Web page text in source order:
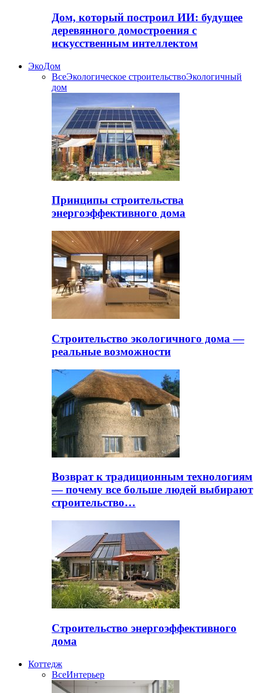
Дом, который построил ИИ: будущее
деревянного домостроения с
искусственным интеллектом
ЭкоДом
ВсеЭкологическое строительствоЭкологичный
дом
Принципы строительства
энергоэффективного дома
Строительство экологичного дома —
реальные возможности
Возврат к традиционным технологиям
— почему все больше людей выбирают
строительство…
Строительство энергоэффективного
дома
Коттедж
ВсеИнтерьер